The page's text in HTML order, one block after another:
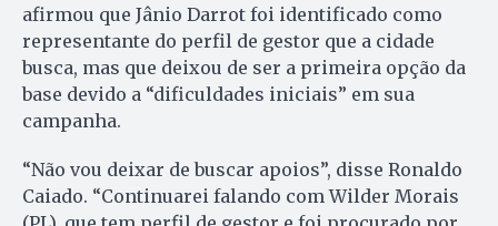
afirmou que Jânio Darrot foi identificado como
representante do perfil de gestor que a cidade
busca, mas que deixou de ser a primeira opção da
base devido a “dificuldades iniciais” em sua
campanha.
“Não vou deixar de buscar apoios”, disse Ronaldo
Caiado. “Continuarei falando com Wilder Morais